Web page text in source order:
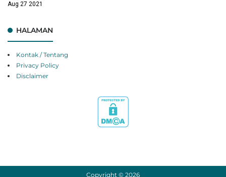
Aug 27 2021
HALAMAN
Kontak / Tentang
Privacy Policy
Disclaimer
Copyright © 2026